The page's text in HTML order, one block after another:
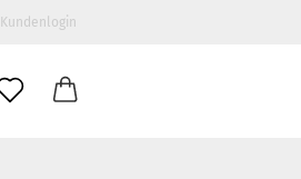
Kundenlogin